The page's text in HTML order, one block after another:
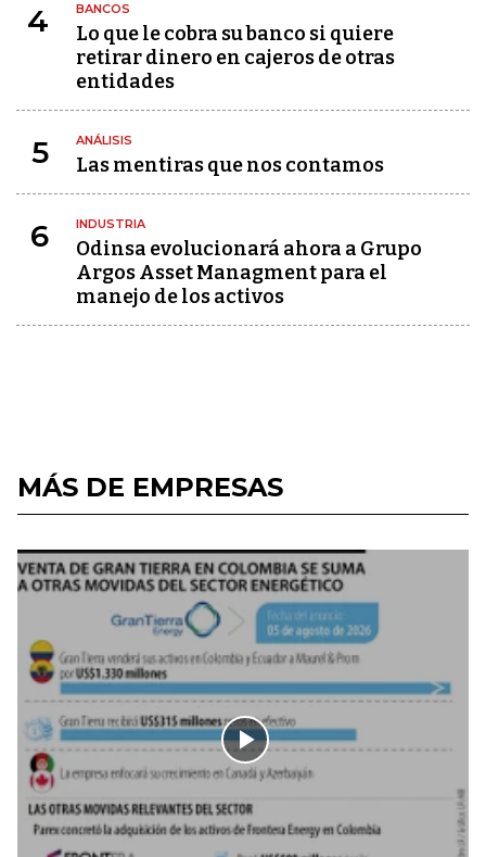
4 BANCOS
Lo que le cobra su banco si quiere
retirar dinero en cajeros de otras
entidades
5 ANÁLISIS
Las mentiras que nos contamos
6 INDUSTRIA
Odinsa evolucionará ahora a Grupo
Argos Asset Managment para el
manejo de los activos
MÁS DE EMPRESAS